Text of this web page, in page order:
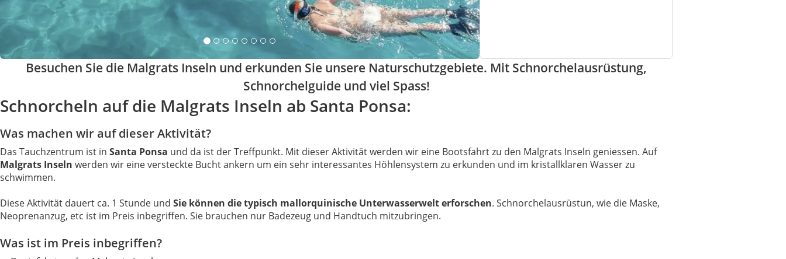
Besuchen Sie die Malgrats Inseln und erkunden Sie unsere Naturschutzgebiete. Mit Schnorchelausrüstung,
Schnorchelguide und viel Spass!
Schnorcheln auf die Malgrats Inseln ab Santa Ponsa:
Was machen wir auf dieser Aktivität?
Das Tauchzentrum ist in Santa Ponsa und da ist der Treffpunkt. Mit dieser Aktivität werden wir eine Bootsfahrt zu den Malgrats Inseln geniessen. Auf
Malgrats Inseln werden wir eine versteckte Bucht ankern um ein sehr interessantes Höhlensystem zu erkunden und im kristallklaren Wasser zu
schwimmen.
Diese Aktivität dauert ca. 1 Stunde und Sie können die typisch mallorquinische Unterwasserwelt erforschen. Schnorchelausrüstun, wie die Maske,
Neoprenanzug, etc ist im Preis inbegriffen. Sie brauchen nur Badezeug und Handtuch mitzubringen.
Was ist im Preis inbegriffen?